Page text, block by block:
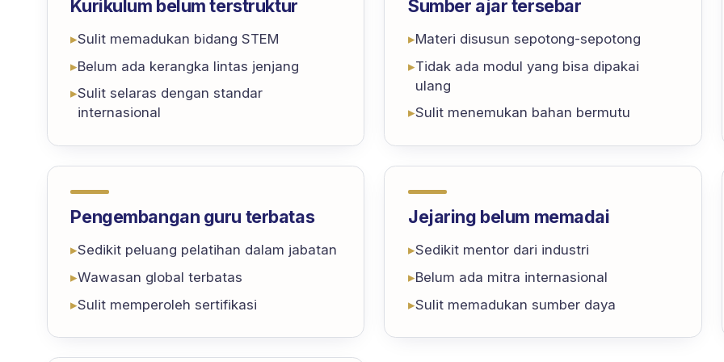
Kurikulum belum terstruktur
▸Sulit memadukan bidang STEM
▸Belum ada kerangka lintas jenjang
▸Sulit selaras dengan standar
internasional
Sumber ajar tersebar
▸Materi disusun sepotong-sepotong
▸Tidak ada modul yang bisa dipakai
ulang
▸Sulit menemukan bahan bermutu
Pengembangan guru terbatas
▸Sedikit peluang pelatihan dalam jabatan
▸Wawasan global terbatas
▸Sulit memperoleh sertifikasi
Jejaring belum memadai
▸Sedikit mentor dari industri
▸Belum ada mitra internasional
▸Sulit memadukan sumber daya